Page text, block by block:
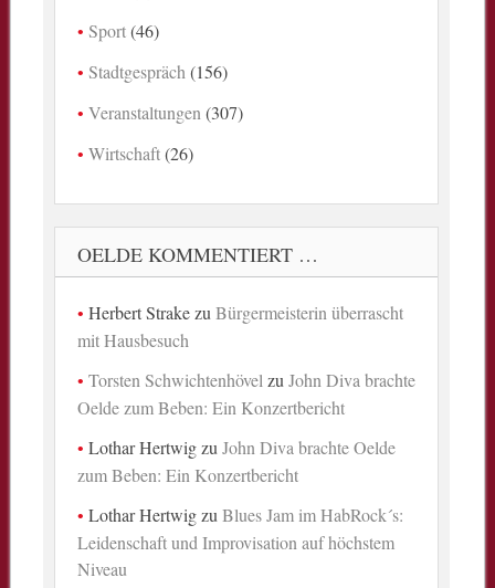
Sport(46)
Stadtgespräch (156)
Veranstaltungen (307)
Wirtschaft(26)
OELDE KOMMENTIERT …
Herbert StrakezuBürgermeisterin überrascht
mit Hausbesuch
Torsten Schwichtenhövel zuJohn Diva brachte
Oelde zum Beben: Ein Konzertbericht
Lothar HertwigzuJohn Diva brachte Oelde
zum Beben: Ein Konzertbericht
Lothar HertwigzuBlues Jam im HabRock´s:
Leidenschaft und Improvisation auf höchstem
Niveau